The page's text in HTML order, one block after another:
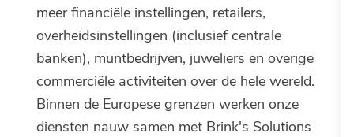
meer financiële instellingen, retailers,
overheidsinstellingen (inclusief centrale
banken), muntbedrijven, juweliers en overige
commerciële activiteiten over de hele wereld.
Binnen de Europese grenzen werken onze
diensten nauw samen met Brink's Solutions